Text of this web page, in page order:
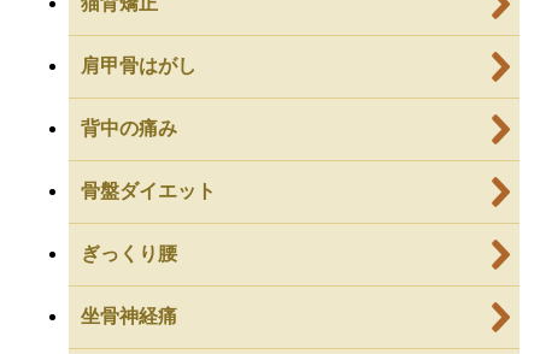
肩甲骨はがし
背中の痛み
骨盤ダイエット
ぎっくり腰
坐骨神経痛